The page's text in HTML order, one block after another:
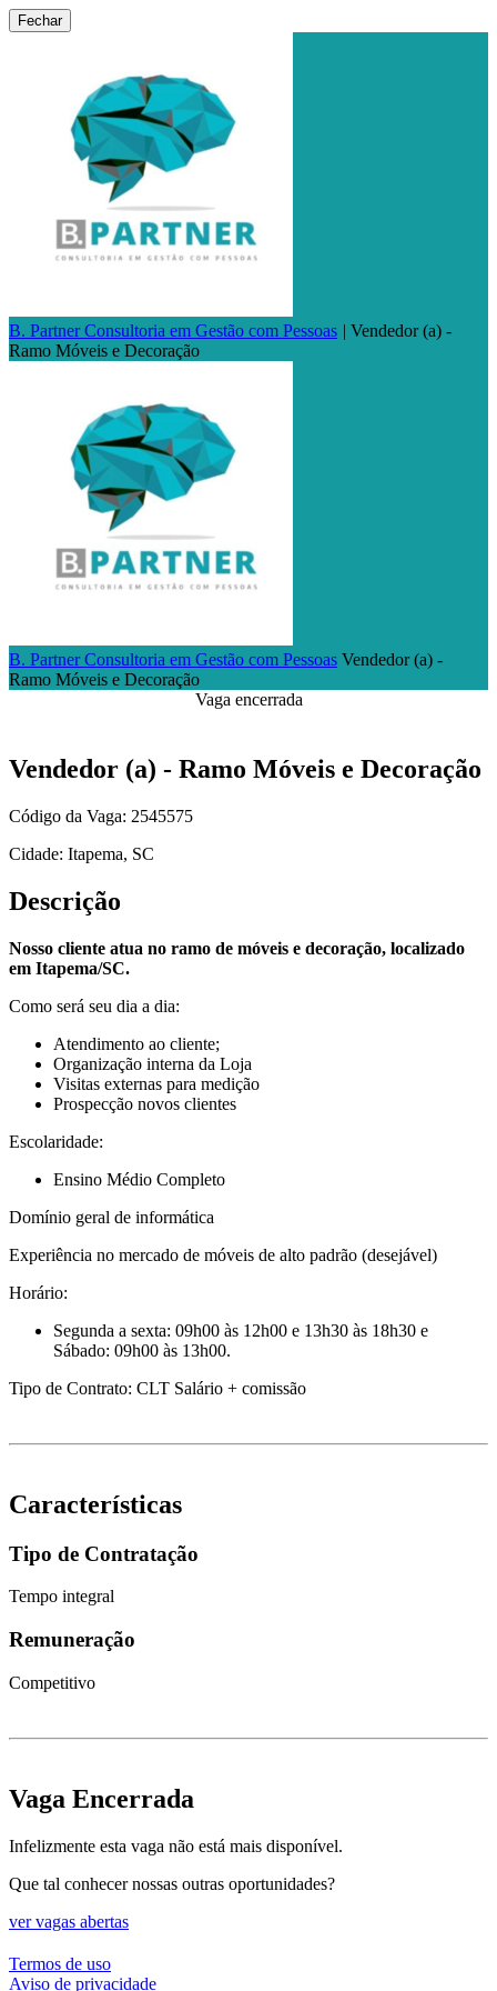
Fechar
B. Partner Consultoria em Gestão com Pessoas | Vendedor (a) -
Ramo Móveis e Decoração
B. Partner Consultoria em Gestão com Pessoas Vendedor (a) -
Ramo Móveis e Decoração
Vaga encerrada
Vendedor (a) - Ramo Móveis e Decoração
Código da Vaga: 2545575
Cidade: Itapema, SC
Descrição
Nosso cliente atua no ramo de móveis e decoração, localizado
em Itapema/SC.
Como será seu dia a dia:
Atendimento ao cliente;
Organização interna da Loja
Visitas externas para medição
Prospecção novos clientes
Escolaridade:
Ensino Médio Completo
Domínio geral de informática
Experiência no mercado de móveis de alto padrão (desejável)
Horário:
Segunda a sexta: 09h00 às 12h00 e 13h30 às 18h30 e
Sábado: 09h00 às 13h00.
Tipo de Contrato: CLT Salário + comissão
Características
Tipo de Contratação
Tempo integral
Remuneração
Competitivo
Vaga Encerrada
Infelizmente esta vaga não está mais disponível.
Que tal conhecer nossas outras oportunidades?
ver vagas abertas
Termos de uso
Aviso de privacidade